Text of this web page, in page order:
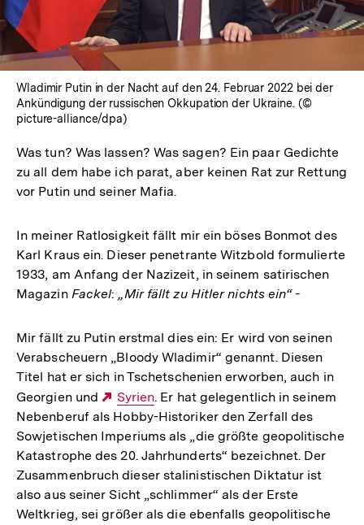
Wladimir Putin in der Nacht auf den 24. Februar 2022 bei der
Ankündigung der russischen Okkupation der Ukraine. (©
picture-alliance/dpa)
Was tun? Was lassen? Was sagen? Ein paar Gedichte
zu all dem habe ich parat, aber keinen Rat zur Rettung
vor Putin und seiner Mafia.
In meiner Ratlosigkeit fällt mir ein böses Bonmot des
Karl Kraus ein. Dieser penetrante Witzbold formulierte
1933, am Anfang der Nazizeit, in seinem satirischen
Magazin Fackel:„Mir fällt zu Hitler nichts ein“ -
Mir fällt zu Putin erstmal dies ein: Er wird von seinen
Verabscheuern „Bloody Wladimir“ genannt. Diesen
Titel hat er sich in Tschetschenien erworben, auch in
Georgien und
Externer
Link:
Syrien. Er hat gelegentlich in seinem
Nebenberuf als Hobby-Historiker den Zerfall des
Sowjetischen Imperiums als „die größte geopolitische
Katastrophe des 20. Jahrhunderts“ bezeichnet. Der
Zusammenbruch dieser stalinistischen Diktatur ist
also aus seiner Sicht „schlimmer“ als der Erste
Weltkrieg, sei größer als die ebenfalls geopolitische